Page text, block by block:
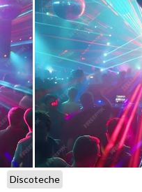
Discoteche